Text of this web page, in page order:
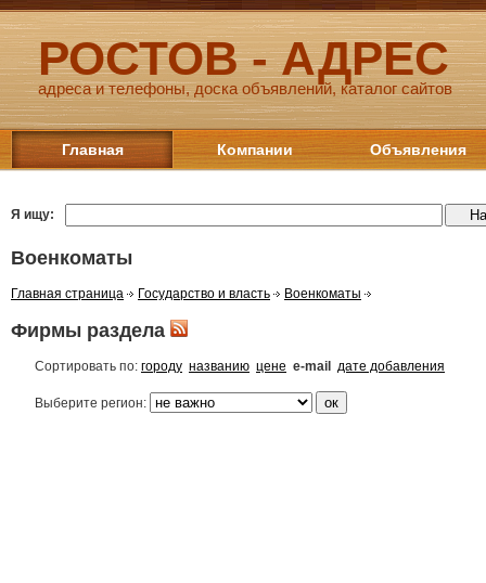
РОСТОВ - АДРЕС
адреса и телефоны, доска объявлений, каталог сайтов
Главная Компании Объявления
Я ищу:
Военкоматы
Главная страница Государство и власть Военкоматы
Фирмы раздела
Сортировать по: городу названию цене e-mail дате добавления
Выберите регион: